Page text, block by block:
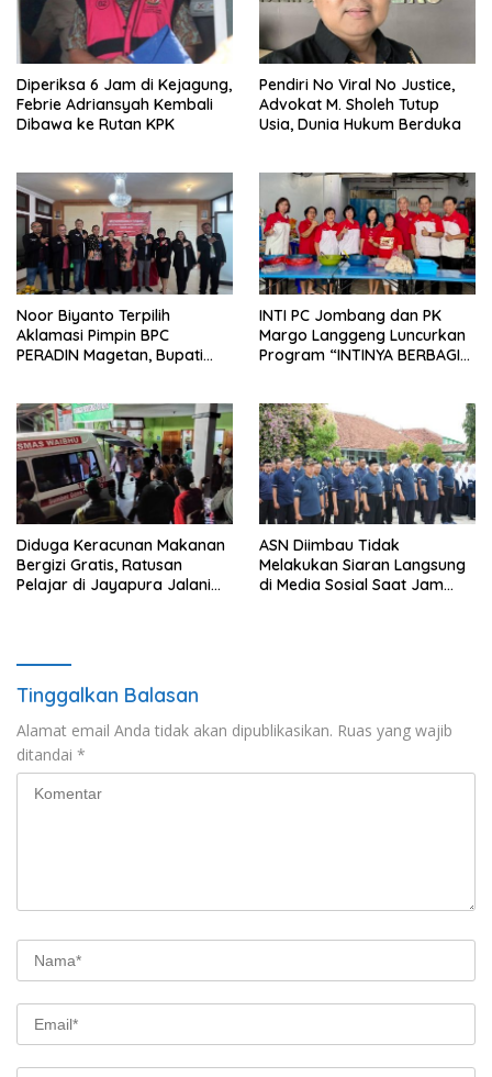
Diperiksa 6 Jam di Kejagung,
Febrie Adriansyah Kembali
Dibawa ke Rutan KPK
Pendiri No Viral No Justice,
Advokat M. Sholeh Tutup
Usia, Dunia Hukum Berduka
Noor Biyanto Terpilih
Aklamasi Pimpin BPC
PERADIN Magetan, Bupati
INTI PC Jombang dan PK
Margo Langgeng Luncurkan
Program “INTINYA BERBAGI”,
Diduga Keracunan Makanan
Bergizi Gratis, Ratusan
Pelajar di Jayapura Jalani
ASN Diimbau Tidak
Melakukan Siaran Langsung
di Media Sosial Saat Jam
Tinggalkan Balasan
Alamat email Anda tidak akan dipublikasikan. Ruas yang wajib
ditandai *